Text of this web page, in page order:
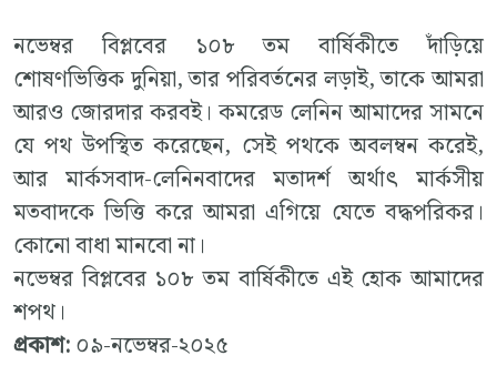
নভেম্বর বিপ্লবের ১০৮ তম বার্ষিকীতে দাঁড়িয়ে
শোষণভিত্তিক দুনিয়া, তার পরিবর্তনের লড়াই, তাকে আমরা
আরও জোরদার করবই। কমরেড লেনিন আমাদের সামনে
যে পথ উপস্থিত করেছেন, সেই পথকে অবলম্বন করেই,
আর মার্কসবাদ-লেনিনবাদের মতাদর্শ অর্থাৎ মার্কসীয়
মতবাদকে ভিত্তি করে আমরা এগিয়ে যেতে বদ্ধপরিকর।
কোনো বাধা মানবো না।
নভেম্বর বিপ্লবের ১০৮ তম বার্ষিকীতে এই হোক আমাদের
শপথ।
প্রকাশ:০৯-নভেম্বর-২০২৫